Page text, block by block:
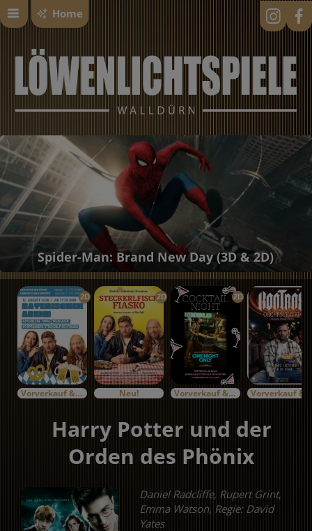
Home
Spider-Man: Brand New Day (3D & 2D)
2D
Vorverkauf & Specials
2D
Neu!
2D
Vorverkauf & Specials
Harry Potter und der
Orden des Phönix
Daniel Radcliffe, Rupert Grint,
Emma Watson, Regie: David
Yates